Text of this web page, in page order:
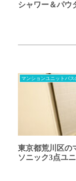
シャワー＆パウ
マンションユニットバス
東京都荒川区の
ソニック3点ユ